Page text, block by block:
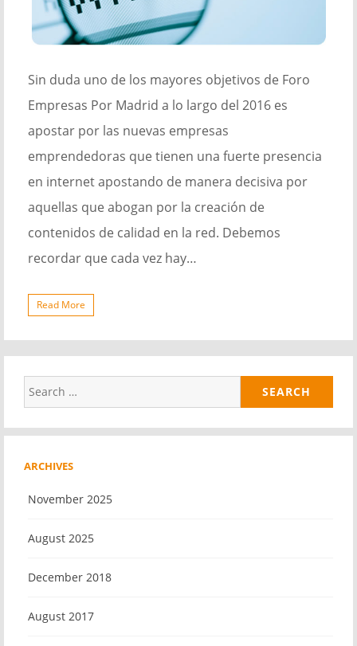
Sin duda uno de los mayores objetivos de Foro
Empresas Por Madrid a lo largo del 2016 es
apostar por las nuevas empresas
emprendedoras que tienen una fuerte presencia
en internet apostando de manera decisiva por
aquellas que abogan por la creación de
contenidos de calidad en la red. Debemos
recordar que cada vez hay…
Read More
Search
for:
ARCHIVES
November 2025
August 2025
December 2018
August 2017